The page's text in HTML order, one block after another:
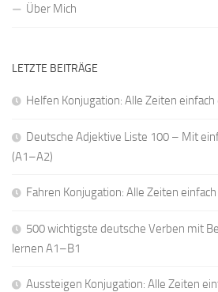
Über Mich
LETZTE BEITRÄGE
Helfen Konjugation: Alle Zeiten
Deutsche Adjektive Liste 100 – Mit
(A1–A2)
Fahren Konjugation: Alle Zeiten
500 wichtigste deutsche Verben mit
lernen A1–B1
Aussteigen Konjugation: Alle Zeiten